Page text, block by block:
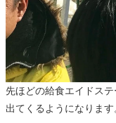
先ほどの給食エイドス
出てくるようになります